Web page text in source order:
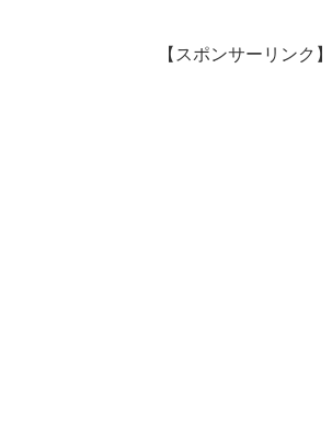
【スポンサーリンク】